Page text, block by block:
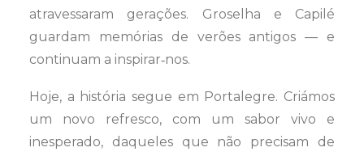
atravessaram gerações. Groselha e Capilé
guardam memórias de verões antigos — e
continuam a inspirar‑nos.
Hoje, a história segue em Portalegre. Criámos
um novo refresco, com um sabor vivo e
inesperado, daqueles que não precisam de